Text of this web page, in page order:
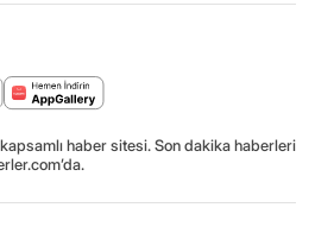
haber sitesi. Son dakika haberleri